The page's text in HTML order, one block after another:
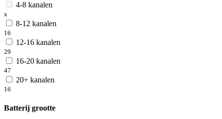
4-8 kanalen
x
8-12 kanalen
16
12-16 kanalen
29
16-20 kanalen
47
20+ kanalen
16
Batterij grootte